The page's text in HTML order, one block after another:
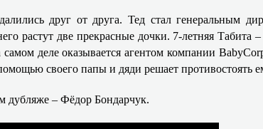
друг от друга. Тед стал генеральным
растут две прекрасные дочки. 7-летняя Табита
деле оказывается агентом компании
своего папы и дяди решает противостоять
дубляже – Фёдор Бондарчук.